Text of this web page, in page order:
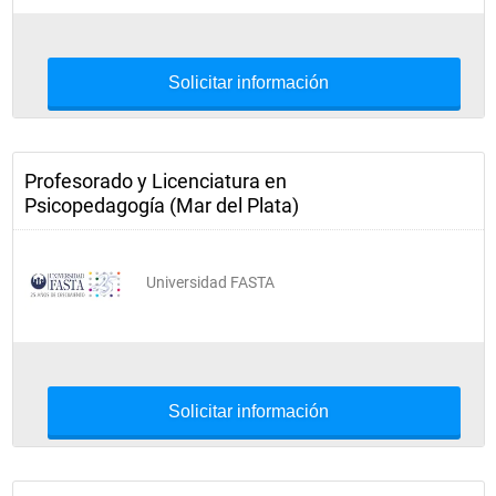
Solicitar información
Profesorado y Licenciatura en
Psicopedagogía (Mar del Plata)
Universidad FASTA
Solicitar información